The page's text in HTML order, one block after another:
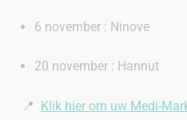
6 november : Ninove
20 november : Hannut
📍
Klik hier om uw Medi-